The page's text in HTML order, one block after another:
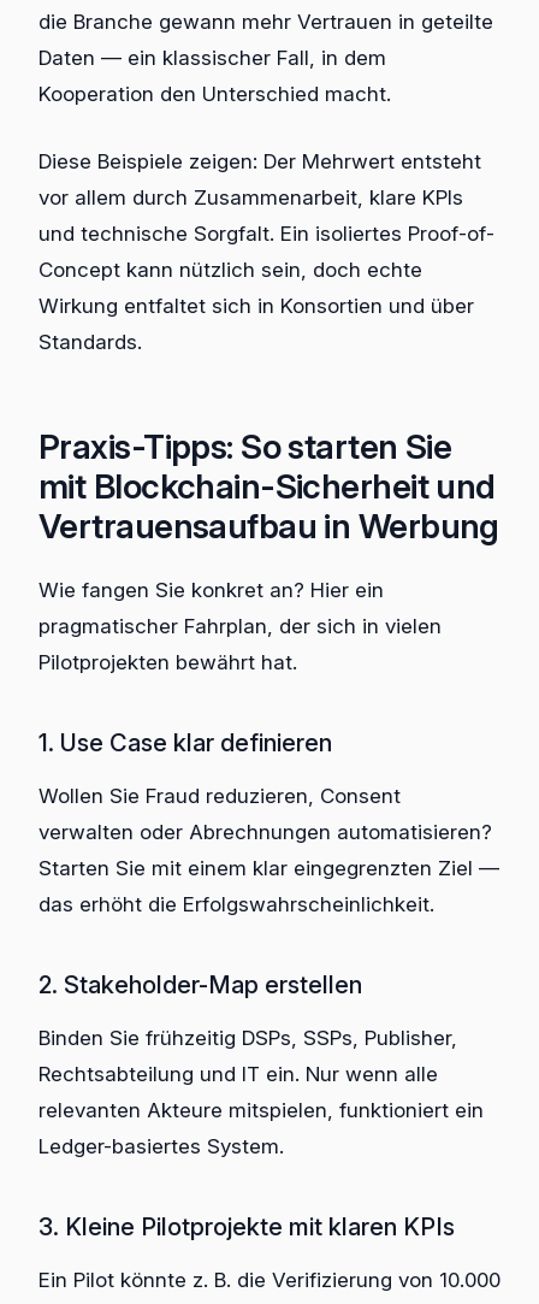
die Branche gewann mehr Vertrauen in geteilte
Daten — ein klassischer Fall, in dem
Kooperation den Unterschied macht.
Diese Beispiele zeigen: Der Mehrwert entsteht
vor allem durch Zusammenarbeit, klare KPIs
und technische Sorgfalt. Ein isoliertes Proof-of-
Concept kann nützlich sein, doch echte
Wirkung entfaltet sich in Konsortien und über
Standards.
Praxis-Tipps: So starten Sie
mit Blockchain-Sicherheit und
Vertrauensaufbau in Werbung
Wie fangen Sie konkret an? Hier ein
pragmatischer Fahrplan, der sich in vielen
Pilotprojekten bewährt hat.
1. Use Case klar definieren
Wollen Sie Fraud reduzieren, Consent
verwalten oder Abrechnungen automatisieren?
Starten Sie mit einem klar eingegrenzten Ziel —
das erhöht die Erfolgswahrscheinlichkeit.
2. Stakeholder-Map erstellen
Binden Sie frühzeitig DSPs, SSPs, Publisher,
Rechtsabteilung und IT ein. Nur wenn alle
relevanten Akteure mitspielen, funktioniert ein
Ledger-basiertes System.
3. Kleine Pilotprojekte mit klaren KPIs
Ein Pilot könnte z. B. die Verifizierung von 10.000